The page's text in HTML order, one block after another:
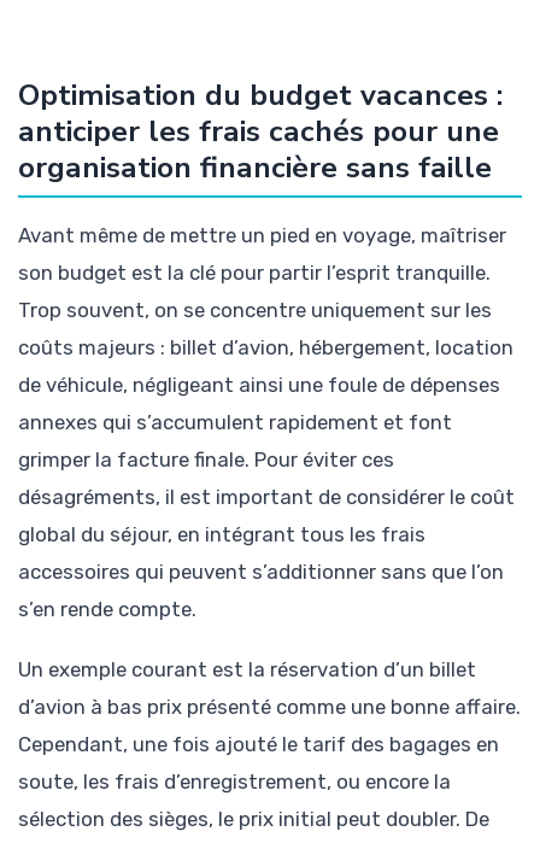
Optimisation du budget vacances :
anticiper les frais cachés pour une
organisation financière sans faille
Avant même de mettre un pied en voyage, maîtriser
son budget est la clé pour partir l’esprit tranquille.
Trop souvent, on se concentre uniquement sur les
coûts majeurs : billet d’avion, hébergement, location
de véhicule, négligeant ainsi une foule de dépenses
annexes qui s’accumulent rapidement et font
grimper la facture finale. Pour éviter ces
désagréments, il est important de considérer le coût
global du séjour, en intégrant tous les frais
accessoires qui peuvent s’additionner sans que l’on
s’en rende compte.
Un exemple courant est la réservation d’un billet
d’avion à bas prix présenté comme une bonne affaire.
Cependant, une fois ajouté le tarif des bagages en
soute, les frais d’enregistrement, ou encore la
sélection des sièges, le prix initial peut doubler. De